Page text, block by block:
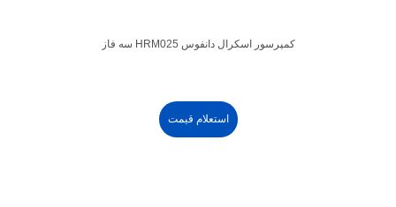
کمپرسور اسکرال دانفوس HRM025 سه فاز
استعلام قیمت